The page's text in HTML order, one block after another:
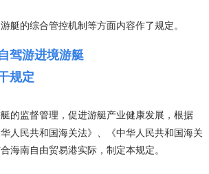
的综合管控机制等方面内容作了规定。
驾游进境游艇
规定
的监督管理，促进游艇产业健康发展，根据
人民共和国海关法》、《中华人民共和国海关
海南自由贸易港实际，制定本规定。